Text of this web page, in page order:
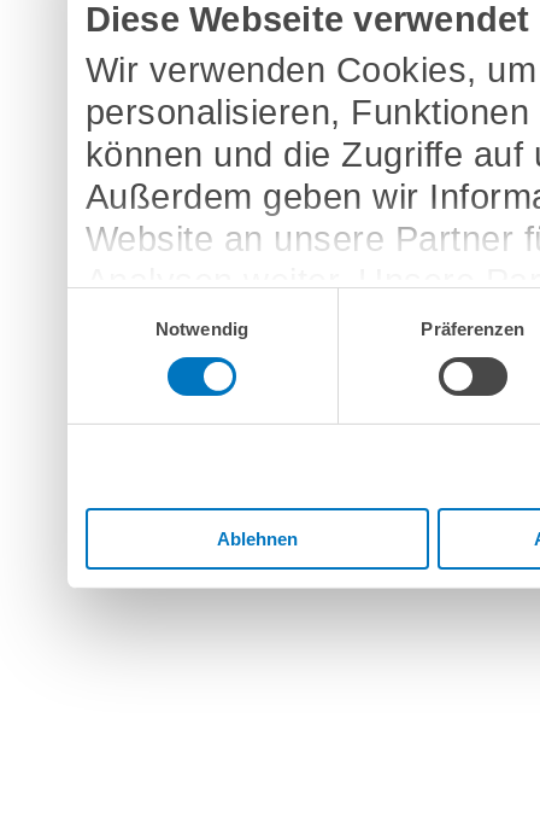
Diese Webseite
Wir verwenden Cookies,
personalisieren,
können und die Zugriffe
Außerdem geben wir
Website an unsere Partner
Analysen weiter. Unsere
möglicherweise mit
bereitgestellt haben oder
Dienste gesammelt haben.
Notwendig
Präferenzen
Ablehnen